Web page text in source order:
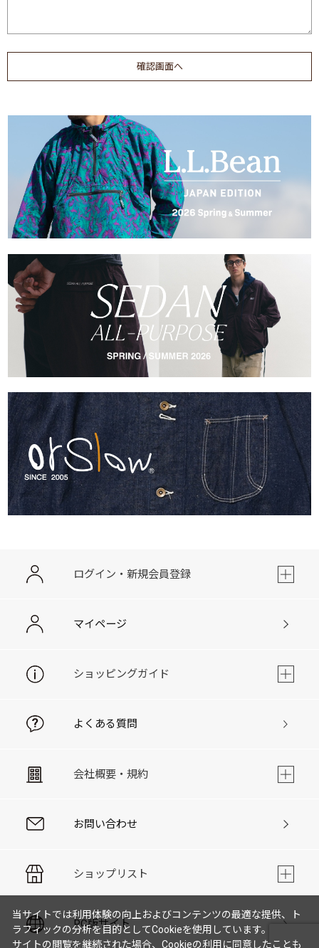
ログイン・新規会員登録
マイページ
ショッピングガイド
よくある質問
会社概要・規約
お問い合わせ
ショップリスト
PC版サイト
当サイトでは利用体験の向上およびコンテンツの最適な提供、ト
ラフィックの分析を目的としてCookieを使用しています。
サイトの閲覧を継続された場合、Cookieの利用に同意したことも